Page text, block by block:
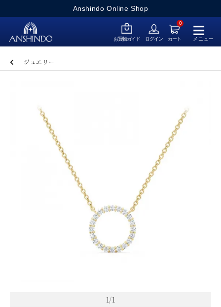
Anshindo Online Shop
≡
メニュー
お買物ガイド ログイン
0
カート
ジュエリー
1/1